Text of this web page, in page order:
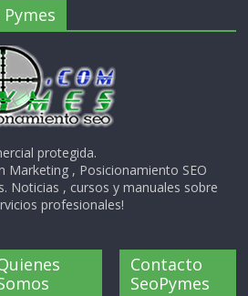
protegida.
Marketing , Posicionamiento SEO
Noticias , cursos y manuales sobre
profesionales!
Contacto
SeoPymes